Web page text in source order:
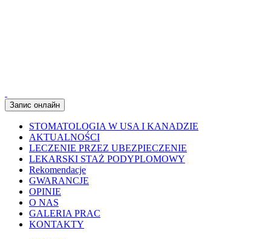
Запис онлайн
STOMATOLOGIA W USA I KANADZIE
AKTUALNOŚCI
LECZENIE PRZEZ UBEZPIECZENIE
LEKARSKI STAŻ PODYPLOMOWY
Rekomendacje
GWARANCJE
OPINIE
O NAS
GALERIA PRAC
KONTAKTY